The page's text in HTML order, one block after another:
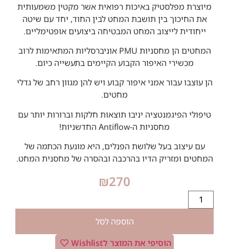
מיוצרת מפלסטיק באיכות רפואית אשר מקטין משמעותית
את החיכוך בין תושבת המחט לבין החוד, יחד עם שיטה
ייחודית לייצוב המחט המבטיחה ביצועים אופטימליים.
המחטים הן מחסניות PMU אוניברסליות המתאימות לרוב
מכשירי האיפור הקבוע הקיימים בתעשייה כיום.
הן עוצבו עבור אמני איפור קבוע ויש להן מגוון רחב של גדלי
מחטים.
טיפולי הפיגמנטציה יניבו תוצאות חלקות וברורות יותר עם
מחסניות ה-Antiflow החדשניות!
עם עיצוב בעל שלושת הפנלים, היא מונעת הכתמה של
המחטים ומזריק הדיו בהרכבה ובהסרה של מחסנית המחט.
₪270
הוספה לסל
הוסיפי את המוצר לWishlist